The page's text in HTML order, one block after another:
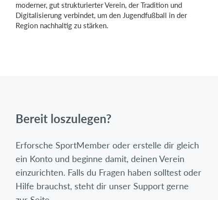
moderner, gut strukturierter Verein, der Tradition und
Digitalisierung verbindet, um den Jugendfußball in der
Region nachhaltig zu stärken.
Bereit loszulegen?
Erforsche SportMember oder erstelle dir gleich
ein Konto und beginne damit, deinen Verein
einzurichten. Falls du Fragen haben solltest oder
Hilfe brauchst, steht dir unser Support gerne